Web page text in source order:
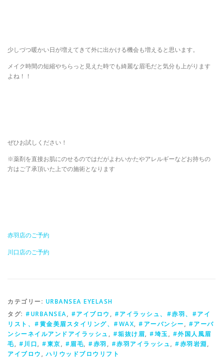
少しづつ暖かい日が増えてきて外に出かける機会も増えると思います。
メイク時間の短縮やちらっと見えた時でも綺麗な眉毛だと気分も上がります
よね！！
ぜひお試しください！
※薬剤を直接お肌にのせるのではだがよわいかたやアレルギーなどお持ちの
方はご了承頂いた上での施術となります
赤羽店のご予約
川口店のご予約
カテゴリー: URBANSEA EYELASH
タグ: #URBANSEA, #アイブロウ , #アイラッシュ、#赤羽、#アイ
リスト、#黄金美眉スタイリング、#WAX, #アーバンシー, #アーバ
ンシーネイルアンドアイラッシュ , #垢抜け眉, #埼玉, #外国人風眉
毛, #川口, #東京, #眉毛, #赤羽 , #赤羽アイラッシュ, #赤羽岩淵,
アイブロウ ,ハリウッドブロウリフト